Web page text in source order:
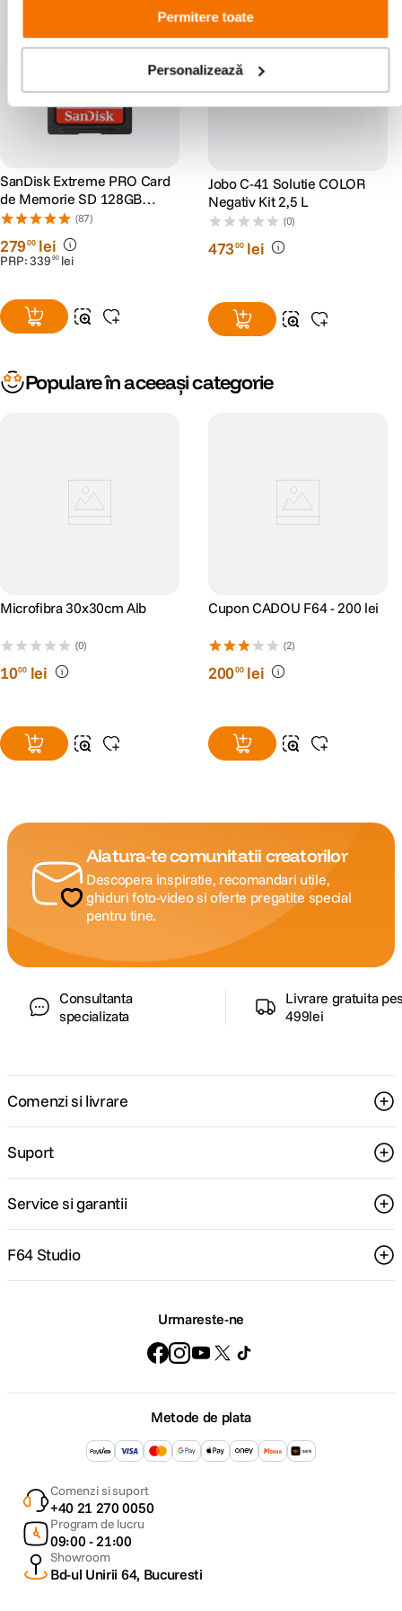
Permitere toate
Personalizează
SanDisk Extreme PRO Card
de Memorie SD 128GB
SDXC UHS-I Class 10 U3 V30
+ 2 Ani RescuePRO Deluxe
(87)
27900 lei
PRP:339 90 lei
Jobo C-41 Solutie COLOR
Negativ Kit 2,5 L
(0)
47300 lei
Populare în aceeași categorie
Microfibra 30x30cm Alb
(0)
1000 lei
Cupon CADOU F64 - 200 lei
(2)
20000 lei
Alatura-te comunitatii creatorilor
Descopera inspiratie, recomandari utile,
ghiduri foto-video si oferte pregatite special
pentru tine.
Consultanta
specializata
Livrare gratuita
499lei
Comenzi si livrare
Suport
Service si garantii
F64 Studio
Urmareste-ne
Metode de plata
Comenzi si suport
+40 21 270 0050
Program de lucru
09:00 - 21:00
Showroom
Bd-ul Unirii 64, Bucuresti